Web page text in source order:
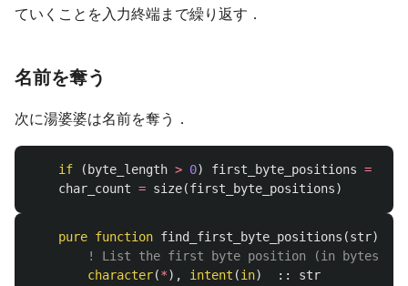
ていくことを入力終端まで繰り返す．
名前を奪う
次に湯婆婆は名前を奪う．
if ( byte_length > 0) first_byte_positions =
char_count = size(first_byte_positions)
pure function find_first_byte_positions (str)
! List the first byte position (in bytes) of
character(*), intent (in) ::
str